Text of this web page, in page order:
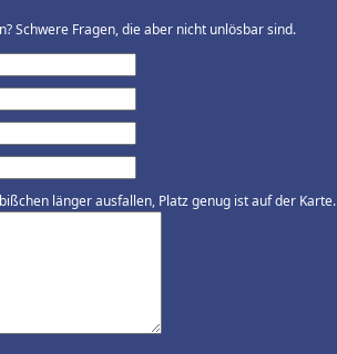
Schwere Fragen, die aber nicht unlösbar sind.
länger ausfallen, Platz genug ist auf der Karte.